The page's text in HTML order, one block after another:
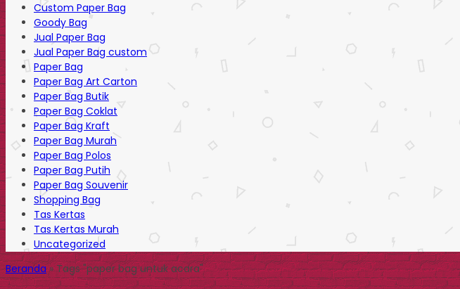
Custom Paper Bag
Goody Bag
Jual Paper Bag
Jual Paper Bag custom
Paper Bag
Paper Bag Art Carton
Paper Bag Butik
Paper Bag Coklat
Paper Bag Kraft
Paper Bag Murah
Paper Bag Polos
Paper Bag Putih
Paper Bag Souvenir
Shopping Bag
Tas Kertas
Tas Kertas Murah
Uncategorized
Beranda»Tags "paper bag untuk acara"